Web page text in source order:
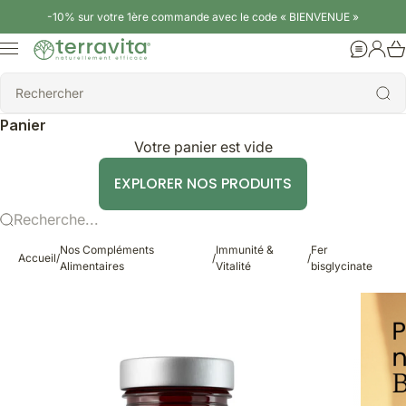
Passer au contenu
-10% sur votre 1ère commande avec le code « BIENVENUE »
Terravita
Rechercher
Rechercher
Menu Aide
Panier
Votre panier est vide
EXPLORER NOS PRODUITS
Recherche...
Accueil/
Nos Compléments
Alimentaires
/
Immunité &
Vitalité
/
Fer
bisglycinate